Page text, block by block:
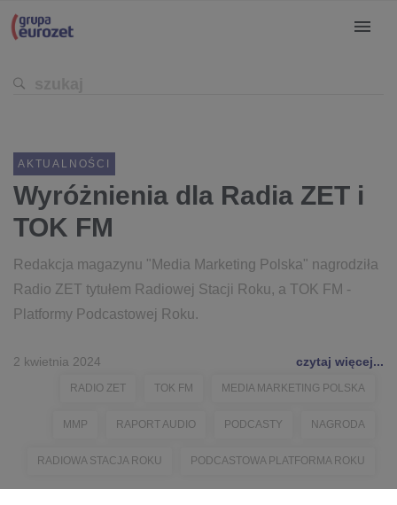
AKTUALNOŚCI
Wyróżnienia dla Radia ZET i
TOK FM
Redakcja magazynu "Media Marketing Polska" nagrodziła
Radio ZET tytułem Radiowej Stacji Roku, a TOK FM -
Platformy Podcastowej Roku.
2 kwietnia 2024 czytaj więcej...
RADIO ZET TOK FM MEDIA MARKETING POLSKA
MMP RAPORT AUDIO PODCASTY NAGRODA
RADIOWA STACJA ROKU PODCASTOWA PLATFORMA ROKU